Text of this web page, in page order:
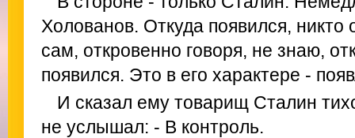
Холованов. Откуда появился,
сам, откровенно говоря, не знаю,
появился. Это в его характере -
И сказал ему товарищ Сталин
не услышал: - В контроль.